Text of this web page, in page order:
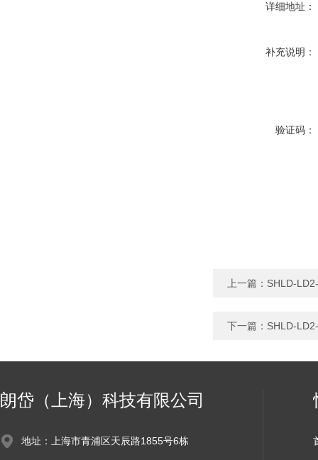
详细地址：
补充说明：
验证码：
上一篇： SHLD-
下一篇： SHLD-
朗岱（上海）科技有限公司
地址：上海市青浦区天辰路1855号6栋